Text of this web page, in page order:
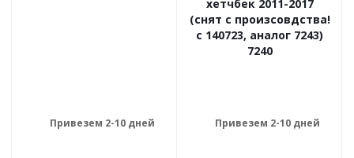
Привезем 2-10 дней
хетчбек 2011-2017
(снят с произсовдства!
с 140723, аналог 7243)
7240
Привезем 2-10 дней